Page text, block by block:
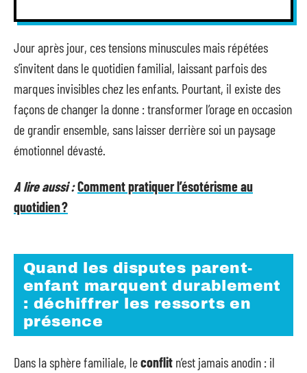
Jour après jour, ces tensions minuscules mais répétées
s’invitent dans le quotidien familial, laissant parfois des
marques invisibles chez les enfants. Pourtant, il existe des
façons de changer la donne : transformer l’orage en occasion
de grandir ensemble, sans laisser derrière soi un paysage
émotionnel dévasté.
A lire aussi :Comment pratiquer l’ésotérisme au
quotidien ?
Quand les disputes parent-
enfant marquent durablement
: déchiffrer les ressorts en
présence
Dans la sphère familiale, leconflit n’est jamais anodin : il